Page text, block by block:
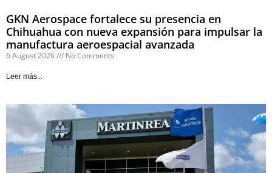
GKN Aerospace fortalece su presencia en
Chihuahua con nueva expansión para impulsar la
manufactura aeroespacial avanzada
6 August 2026 No Comments
Leer más...